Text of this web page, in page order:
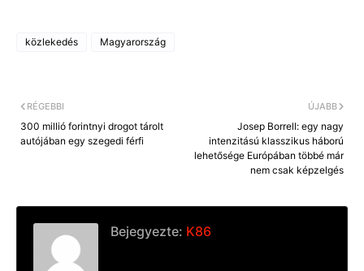
közlekedés Magyarország
ÚJABB
Josep Borrell: egy nagy
intenzitású klasszikus háború
lehetősége Európában többé már
nem csak képzelgés
RÉGEBBI
300 millió forintnyi drogot tárolt
autójában egy szegedi férfi
Bejegyezte: K86